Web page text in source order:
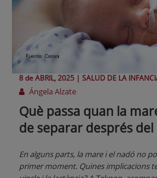
8 deABRIL, 2025 | SALUD DE LA
Ángela Alzate
Què passa quan la
de separar després del
En alguns parts, la mare i el nadó no
primer moment. Quines implicacions